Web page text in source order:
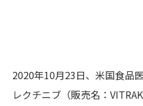
2020年10月23日、米国食品
レクチニブ（販売名：